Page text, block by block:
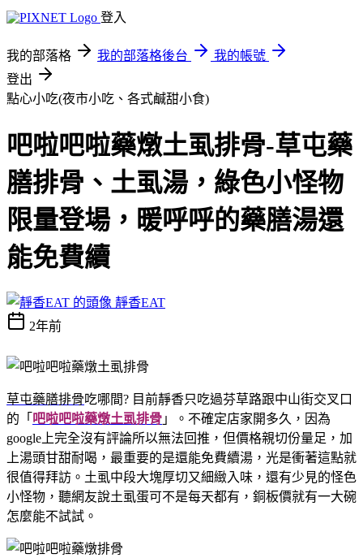
登入
我的部落格 我的部落格後台
我的帳號
登出
點心小吃(夜市小吃、各式鹹甜小食)
吧啦吧啦藥燉土虱排骨-草屯藥
膳排骨、土虱湯，綠色小怪物
限量登場，暖呼呼的藥膳湯還
能免費續
靜香EAT
2年前
草屯藥膳排骨吃哪間? 目前靜香只吃過芬草路跟中山街交叉口
的「 吧啦吧啦藥燉土虱排骨 」。不確定店家開多久，因為
google上完全沒有評論所以無法回推，但價格親切份量足，加
上湯頭甘甜耐喝，最重要的是還能免費續湯，光是衝著這點就
很值得拜訪。土虱中段大塊厚切又細緻入味，還有少見的怪色
小怪物，聽網友說土虱蛋可不是每天都有，銅板價就有一大碗
怎麼能不試試。